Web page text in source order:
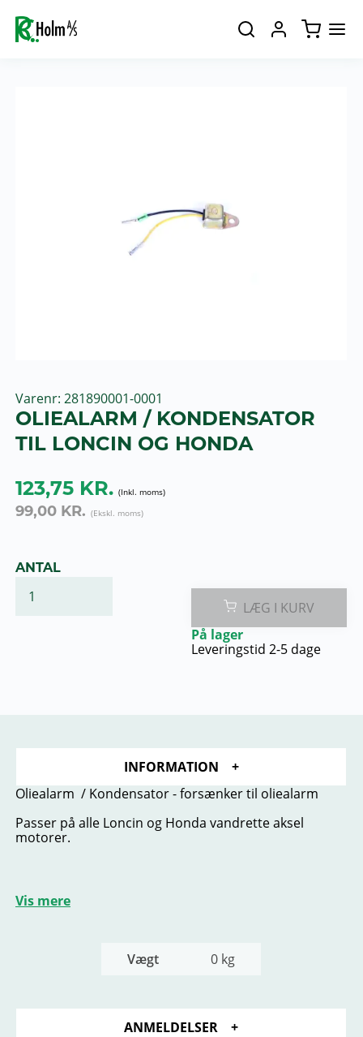
Varenr 281890001-0001
OLIEALARM / KONDENSATOR
TIL LONCIN OG HONDA
123,75 KR.
99,00 KR.
ANTAL
LÆG I KURV
På lager
Leveringstid 2-5 dage
INFORMATION
Oliealarm / Kondensator - forsænker til oliealarm
Passer på alle Loncin og Honda vandrette aksel
motorer.
Vis mere
Vægt 0 kg
ANMELDELSER